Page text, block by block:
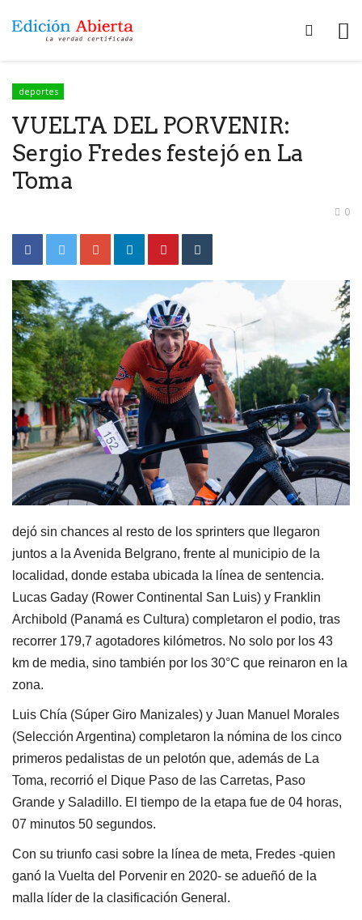
deportes
VUELTA DEL PORVENIR:
Sergio Fredes festejó en La
Toma
0
dejó sin chances al resto de los sprinters que llegaron
juntos a la Avenida Belgrano, frente al municipio de la
localidad, donde estaba ubicada la línea de sentencia.
Lucas Gaday (Rower Continental San Luis) y Franklin
Archibold (Panamá es Cultura) completaron el podio, tras
recorrer 179,7 agotadores kilómetros. No solo por los 43
km de media, sino también por los 30°C que reinaron en la
zona.
Luis Chía (Súper Giro Manizales) y Juan Manuel Morales
(Selección Argentina) completaron la nómina de los cinco
primeros pedalistas de un pelotón que, además de La
Toma, recorrió el Dique Paso de las Carretas, Paso
Grande y Saladillo. El tiempo de la etapa fue de 04 horas,
07 minutos 50 segundos.
Con su triunfo casi sobre la línea de meta, Fredes -quien
ganó la Vuelta del Porvenir en 2020- se adueñó de la
malla líder de la clasificación General.